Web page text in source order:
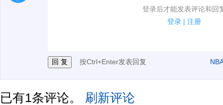
登录后才能发表评论和回
登录 | 注册
1.电脑端新用户可以发表评论了！
按Ctrl+Enter发表回复
已有1条评论。 刷新评论